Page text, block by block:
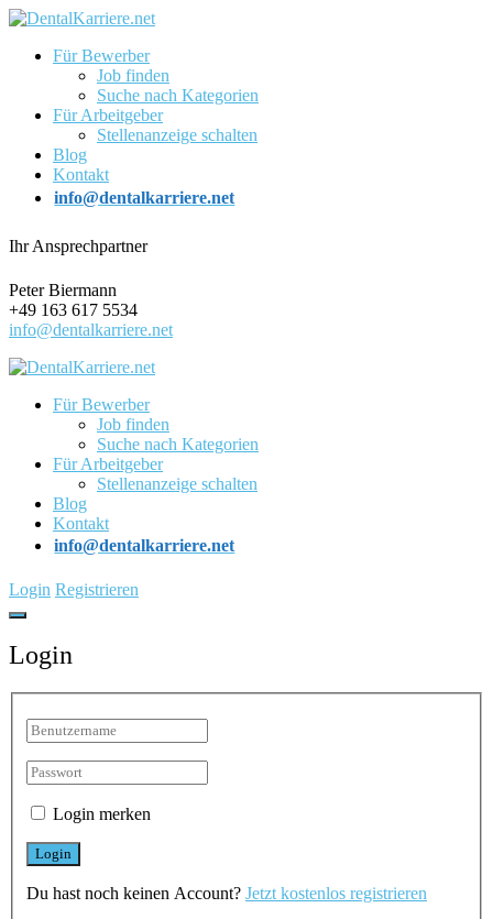
Für Bewerber
Job finden
Suche nach Kategorien
Für Arbeitgeber
Stellenanzeige schalten
Blog
Kontakt
info@dentalkarriere.net
Ihr Ansprechpartner
Peter Biermann
+49 163 617 5534
info@dentalkarriere.net
Für Bewerber
Job finden
Suche nach Kategorien
Für Arbeitgeber
Stellenanzeige schalten
Blog
Kontakt
info@dentalkarriere.net
Login Registrieren
Login
Login merken
Du hast noch keinen Account? Jetzt kostenlos registrieren